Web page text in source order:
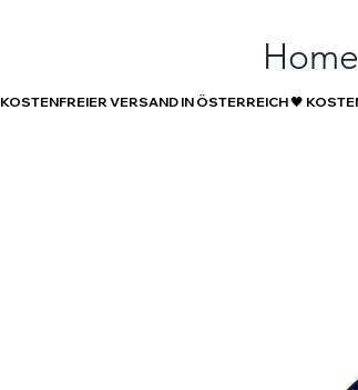
Home
KOSTENFREIER VERSAND IN ÖSTERREICH 🖤